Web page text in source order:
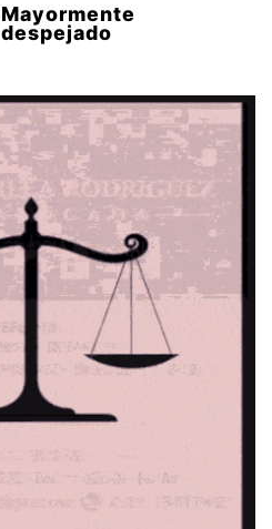
Mayormente
despejado